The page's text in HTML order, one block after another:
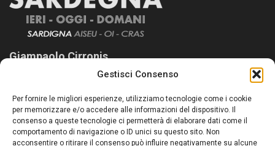
Gestisci Consenso
Per fornire le migliori esperienze, utilizziamo tecnologie come i cookie
per memorizzare e/o accedere alle informazioni del dispositivo. Il
consenso a queste tecnologie ci permetterà di elaborare dati come il
comportamento di navigazione o ID unici su questo sito. Non
acconsentire o ritirare il consenso può influire negativamente su alcune
Giampaolo Cirronis
Sardegna Ieri-Oggi-Domani nasce per informare “liberamente” i
lettori su quanto accade in Sardegna, con un occhio rivolto al
nostro passato e, soprattutto, al nostro futuro
Follow Us